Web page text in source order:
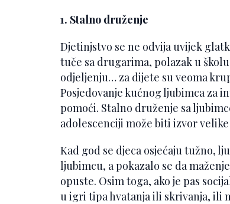
1. Stalno druženje
Djetinjstvo se ne odvija uvijek
tuče sa drugarima, polazak u
odjeljenju… za dijete su veoma
Posjedovanje kućnog ljubimca za
pomoći. Stalno druženje sa
adolescenciji može biti izvor
Kad god se djeca osjećaju tužno,
ljubimcu, a pokazalo se da
opuste. Osim toga, ako je pas
u igri tipa hvatanja ili skrivanja, ili